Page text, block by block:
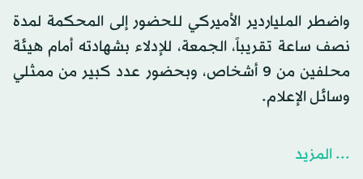
واضطر الملياردير الأميركي للحضور إلى المحكمة لمدة
نصف ساعة تقريباً، الجمعة، للإدلاء بشهادته أمام هيئة
محلفين من 9 أشخاص، وبحضور عدد كبير من ممثلي
وسائل الإعلام.
... المزيد